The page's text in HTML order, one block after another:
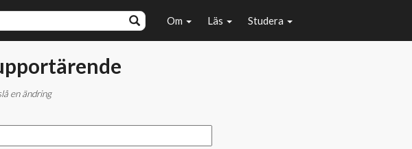
Om Läs Studera
en ändring